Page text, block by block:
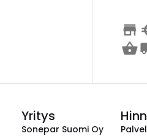
Yritys
Sonepar Suomi Oy